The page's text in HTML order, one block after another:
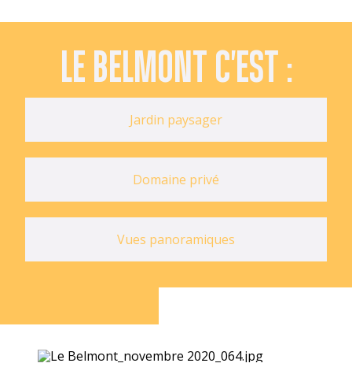
LE BELMONT C'EST :
Jardin paysager
Domaine privé
Vues panoramiques